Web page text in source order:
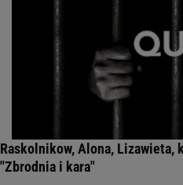
Raskolnikow, Alona, Lizawieta,
"Zbrodnia i kara"